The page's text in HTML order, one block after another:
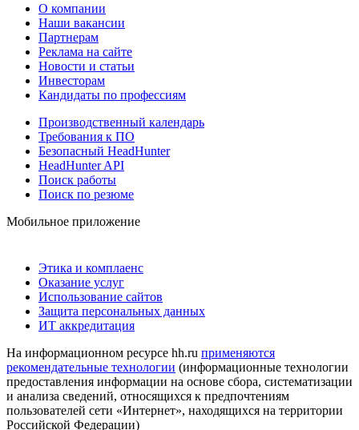
О компании
Наши вакансии
Партнерам
Реклама на сайте
Новости и статьи
Инвесторам
Кандидаты по профессиям
Производственный календарь
Требования к ПО
Безопасный HeadHunter
HeadHunter API
Поиск работы
Поиск по резюме
Мобильное приложение
Этика и комплаенс
Оказание услуг
Использование сайтов
Защита персональных данных
ИТ аккредитация
На информационном ресурсе hh.ru применяются
рекомендательные технологии (информационные технологии
предоставления информации на основе сбора, систематизации
и анализа сведений, относящихся к предпочтениям
пользователей сети «Интернет», находящихся на территории
Российской Федерации)